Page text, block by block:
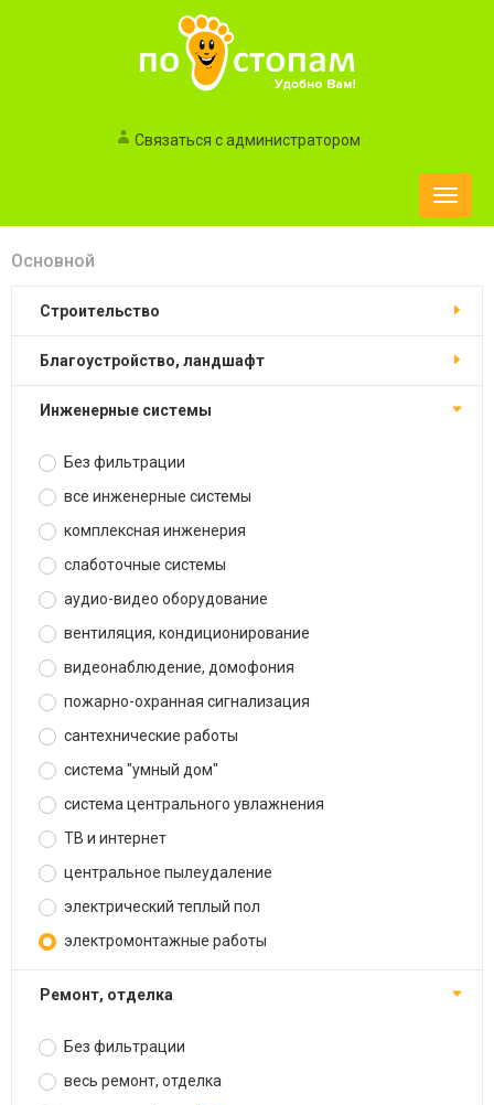
Связаться с администратором
Toggle
Основной
строительство
благоустройство, ландшафт
инженерные системы
Без фильтрации
все инженерные системы
комплексная инженерия
слаботочные системы
аудио-видео оборудование
вентиляция, кондиционирование
видеонаблюдение, домофония
пожарно-охранная сигнализация
сантехнические работы
система "умный дом"
система центрального увлажнения
ТВ и интернет
центральное пылеудаление
электрический теплый пол
электромонтажные работы
ремонт, отделка
Без фильтрации
весь ремонт, отделка